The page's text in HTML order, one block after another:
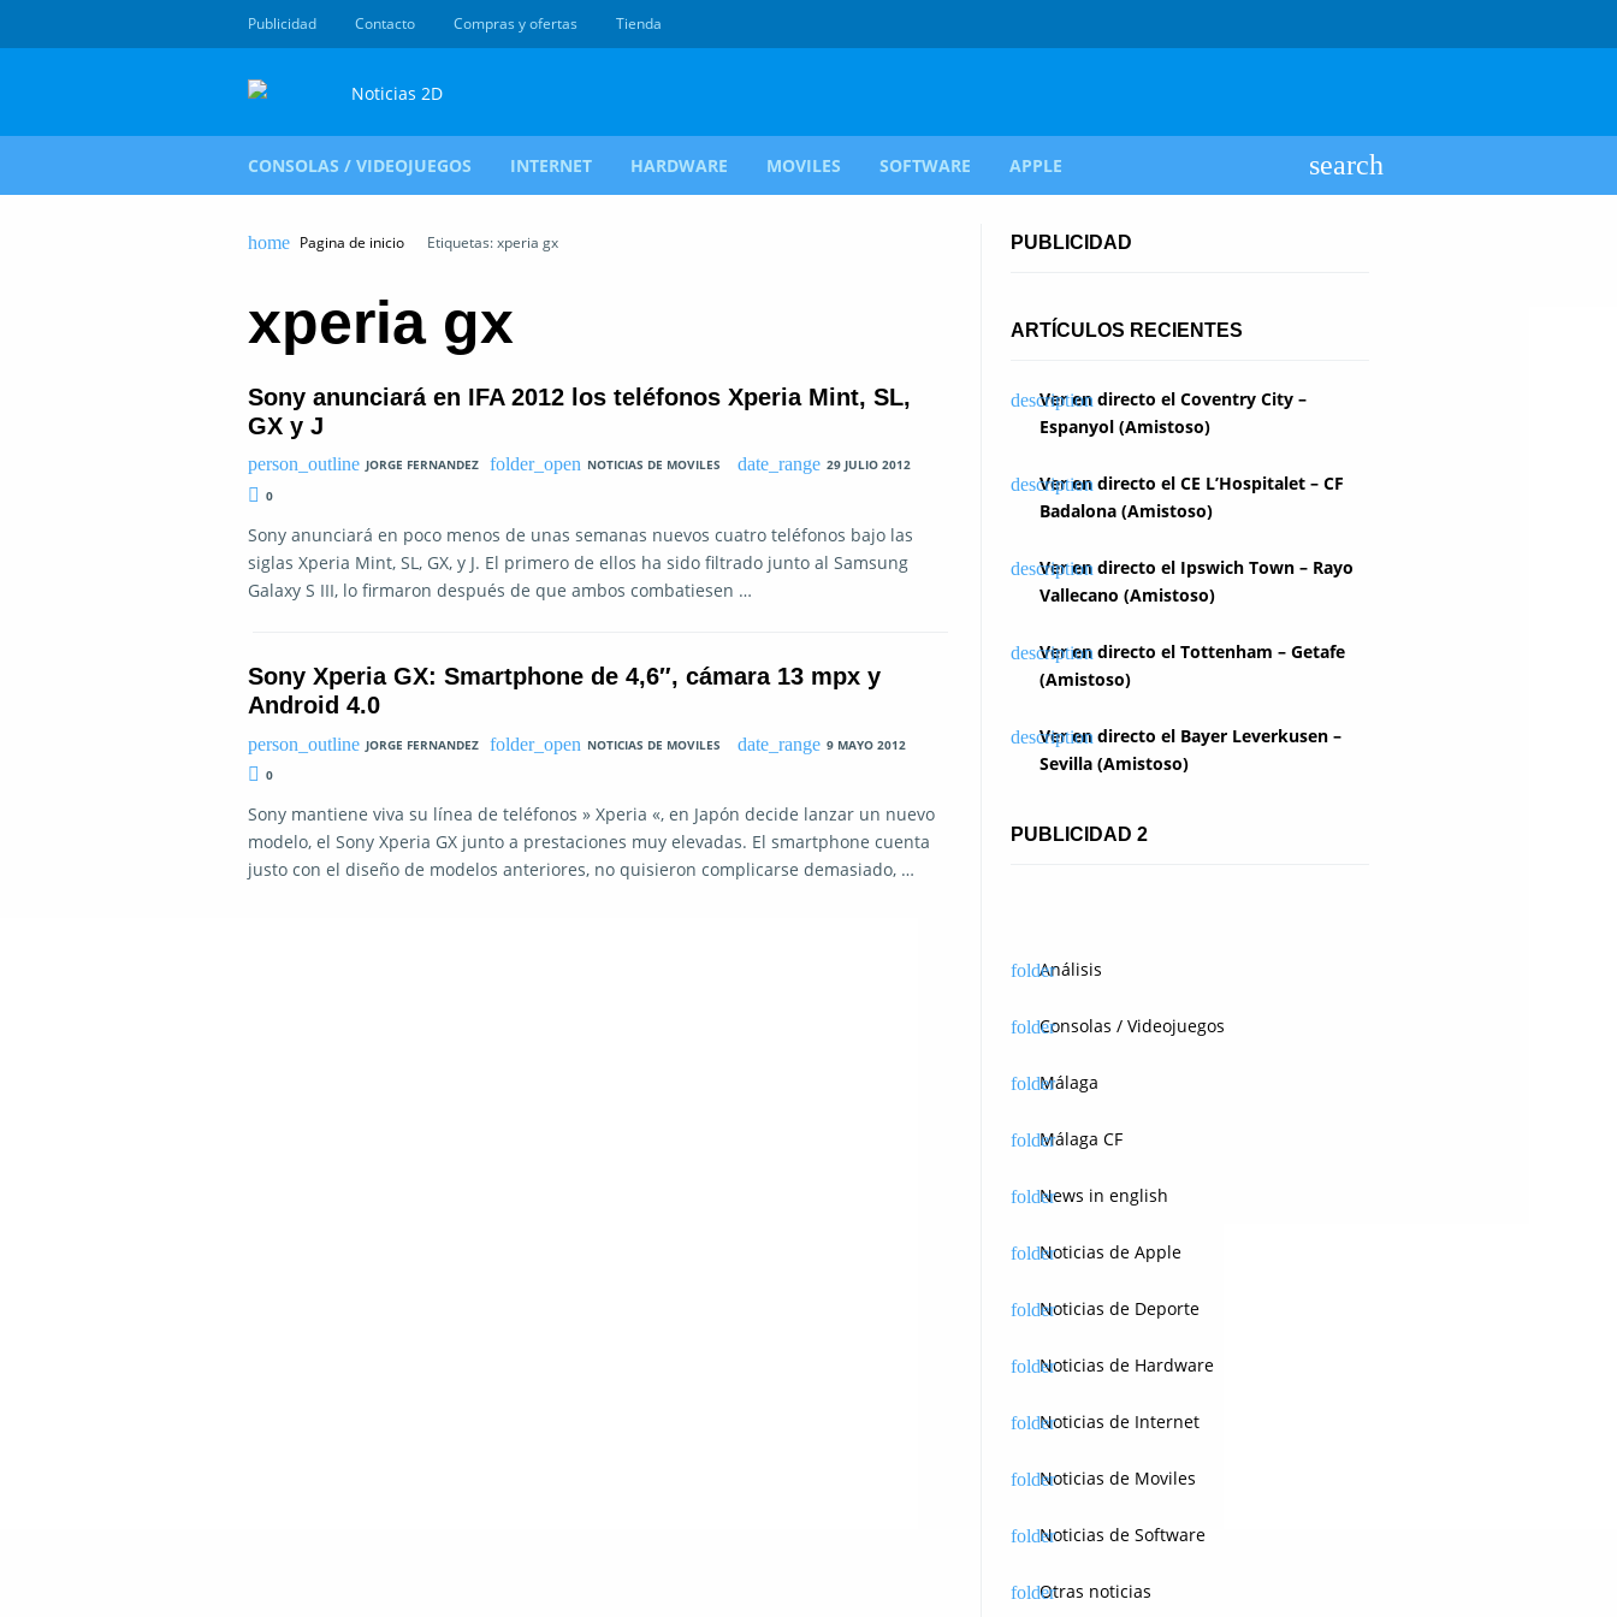
Publicidad Contacto Compras y ofertas Tienda
CONSOLAS / VIDEOJUEGOS INTERNET HARDWARE MOVILES SOFTWARE APPLE
Pagina de inicio Etiquetas: xperia gx
xperia gx
Sony anunciará en IFA 2012 los teléfonos Xperia Mint, SL,
GX y J
JORGE FERNANDEZ NOTICIAS DE MOVILES
29 JULIO 2012
0
Sony anunciará en poco menos de unas semanas nuevos cuatro teléfonos bajo las
siglas Xperia Mint, SL, GX, y J. El primero de ellos ha sido filtrado junto al Samsung
Galaxy S III, lo firmaron después de que ambos combatiesen …
Sony Xperia GX: Smartphone de 4,6″, cámara 13 mpx y
Android 4.0
JORGE FERNANDEZ NOTICIAS DE MOVILES
9 MAYO 2012
0
Sony mantiene viva su línea de teléfonos » Xperia «, en Japón decide lanzar un nuevo
modelo, el Sony Xperia GX junto a prestaciones muy elevadas. El smartphone cuenta
justo con el diseño de modelos anteriores, no quisieron complicarse demasiado, …
PUBLICIDAD
ARTÍCULOS RECIENTES
Ver en directo el Coventry City –
Espanyol (Amistoso)
Ver en directo el CE L’Hospitalet – CF
Badalona (Amistoso)
Ver en directo el Ipswich Town – Rayo
Vallecano (Amistoso)
Ver en directo el Tottenham – Getafe
(Amistoso)
Ver en directo el Bayer Leverkusen –
Sevilla (Amistoso)
PUBLICIDAD 2
Análisis
Consolas / Videojuegos
Málaga
Málaga CF
News in english
Noticias de Apple
Noticias de Deporte
Noticias de Hardware
Noticias de Internet
Noticias de Moviles
Noticias de Software
Otras noticias